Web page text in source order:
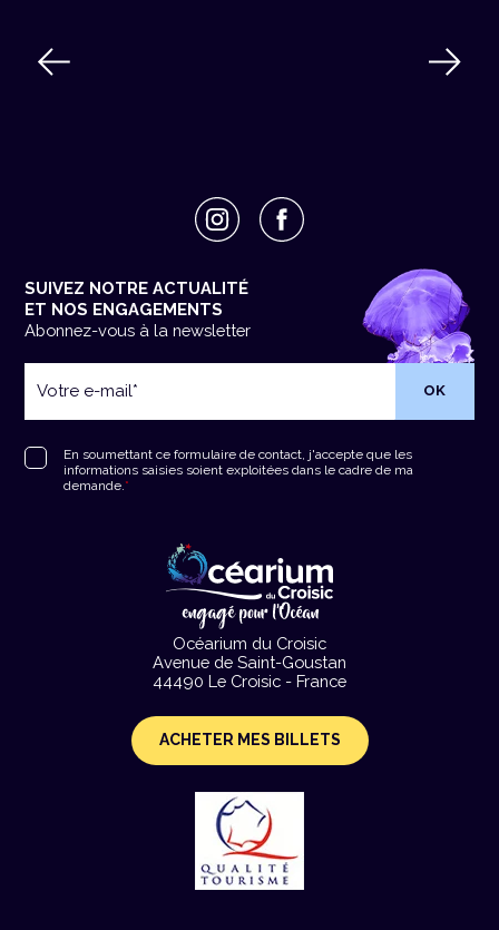
Océarium du Croisic
Avenue de Saint-Goustan
44490 Le Croisic - France
ACHETER MES BILLETS
SUIVEZ NOTRE ACTUALITÉ
ET NOS ENGAGEMENTS
Abonnez-vous à la newsletter
e-
RGPD*
En soumettant ce formulaire de contact, j'accepte que les
informations saisies soient exploitées dans le cadre de ma
demande. *